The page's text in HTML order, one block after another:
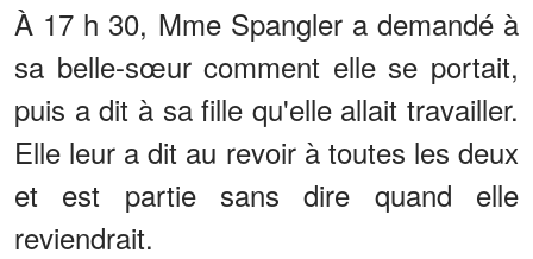
À 17 h 30, Mme Spangler a demandé à
sa belle-sœur comment elle se portait,
puis a dit à sa fille qu'elle allait travailler.
Elle leur a dit au revoir à toutes les deux
et est partie sans dire quand elle
reviendrait.